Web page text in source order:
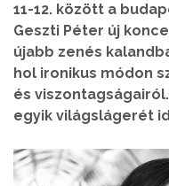
11-12. között a
Geszti Péter új
újabb zenés
hol ironikus módon
és
egyik világslágerét